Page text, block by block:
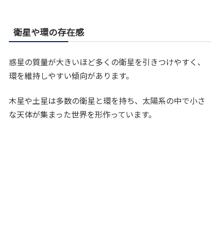
衛星や環の存在感
惑星の質量が大きいほど多くの衛星を引きつけやすく、
環を維持しやすい傾向があります。
木星や土星は多数の衛星と環を持ち、太陽系の中で小さ
な天体が集まった世界を形作っています。